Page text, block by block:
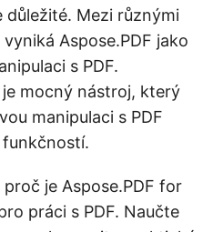
důležité. Mezi různými
Aspose.PDF jako
s PDF.
je mocný nástroj, který
manipulaci s PDF
je Aspose.PDF for
práci s PDF. Naučte